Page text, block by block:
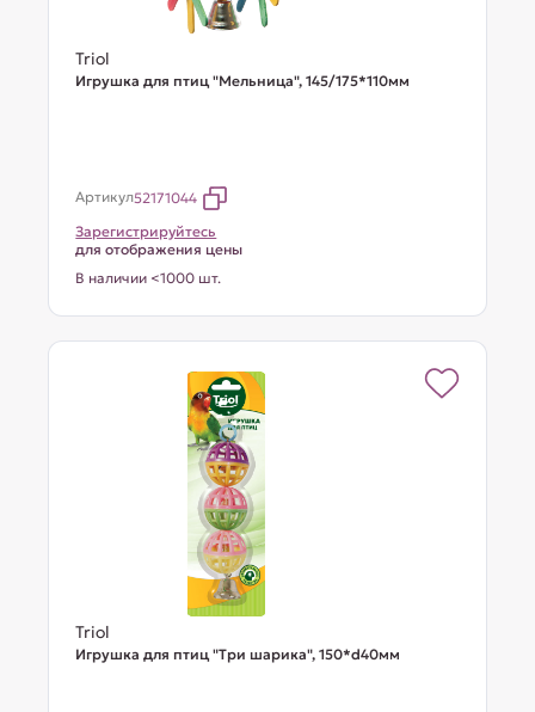
Triol
Игрушка для птиц "Мельница", 145/175*110мм
Артикул52171044
Зарегистрируйтесь
для отображения цены
В наличии <1000 шт.
Triol
Игрушка для птиц "Три шарика", 150*d40мм